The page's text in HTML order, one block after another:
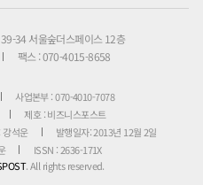
34 서울숲더스페이스 12층
팩스 : 070-4015-8658
사업본부 : 070-4010-7078
제호 : 비즈니스포스트
강석운
발행일자: 2013년 12월 2일
ISSN : 2636-171X
. All rights reserved.